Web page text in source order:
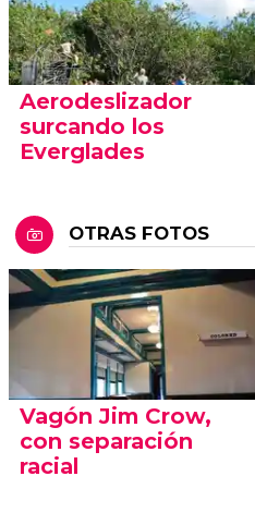
Aerodeslizador
surcando los
Everglades
OTRAS FOTOS
Vagón Jim Crow,
con separación
racial